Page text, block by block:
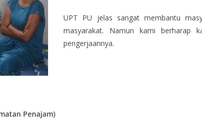
UPT PU jelas sangat membantu
masyarakat. Namun kami berharap
pengerjaannya.
Penajam)